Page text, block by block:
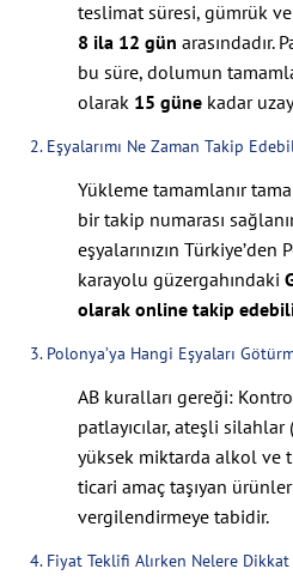
teslimat süresi, gümrük
8 ila 12 gün arasındadır.
bu süre, dolumun
olarak 15 güne kadar
2. Eşyalarımı Ne Zaman Takip
Yükleme tamamlanır
bir takip numarası
eşyalarınızın Türkiye’den
karayolu güzergahındaki
olarak online takip
3. Polonya’ya Hangi Eşyaları
AB kuralları gereği:
patlayıcılar, ateşli
yüksek miktarda alkol ve
ticari amaç taşıyan ürünler
vergilendirmeye tabidir.
4. Fiyat Teklifi Alırken Nelere